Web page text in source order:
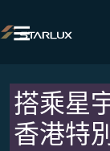

搭乘星
香港特